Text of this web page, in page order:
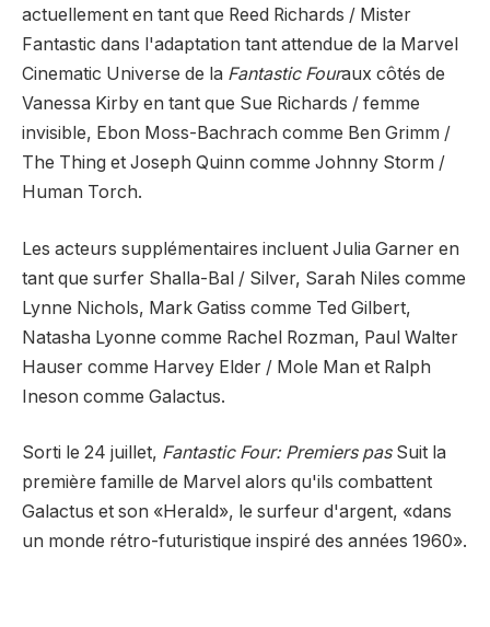
actuellement en tant que Reed Richards / Mister
Fantastic dans l'adaptation tant attendue de la Marvel
Cinematic Universe de la Fantastic Fouraux côtés de
Vanessa Kirby en tant que Sue Richards / femme
invisible, Ebon Moss-Bachrach comme Ben Grimm /
The Thing et Joseph Quinn comme Johnny Storm /
Human Torch.
Les acteurs supplémentaires incluent Julia Garner en
tant que surfer Shalla-Bal / Silver, Sarah Niles comme
Lynne Nichols, Mark Gatiss comme Ted Gilbert,
Natasha Lyonne comme Rachel Rozman, Paul Walter
Hauser comme Harvey Elder / Mole Man et Ralph
Ineson comme Galactus.
Sorti le 24 juillet, Fantastic Four: Premiers pasSuit la
première famille de Marvel alors qu'ils combattent
Galactus et son «Herald», le surfeur d'argent, «dans
un monde rétro-futuristique inspiré des années 1960».